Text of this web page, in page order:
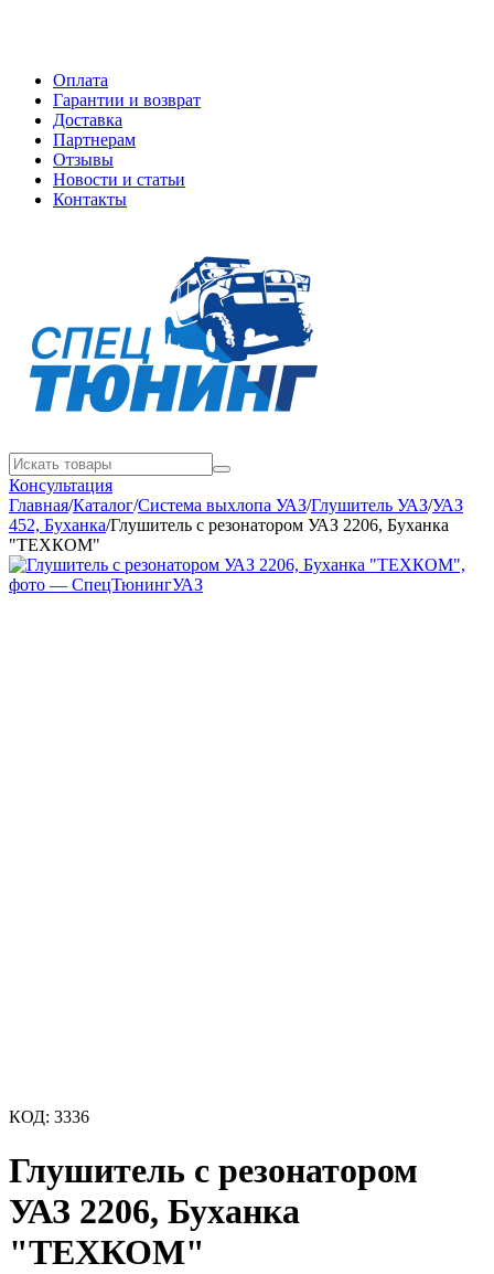
Оплата
Гарантии и возврат
Доставка
Партнерам
Отзывы
Новости и статьи
Контакты
Консультация
Главная/Каталог/Система выхлопа УАЗ/Глушитель УАЗ/УАЗ
452, Буханка/Глушитель с резонатором УАЗ 2206, Буханка
"ТЕХКОМ"
КОД: 3336
Глушитель с резонатором
УАЗ 2206, Буханка
"ТЕХКОМ"